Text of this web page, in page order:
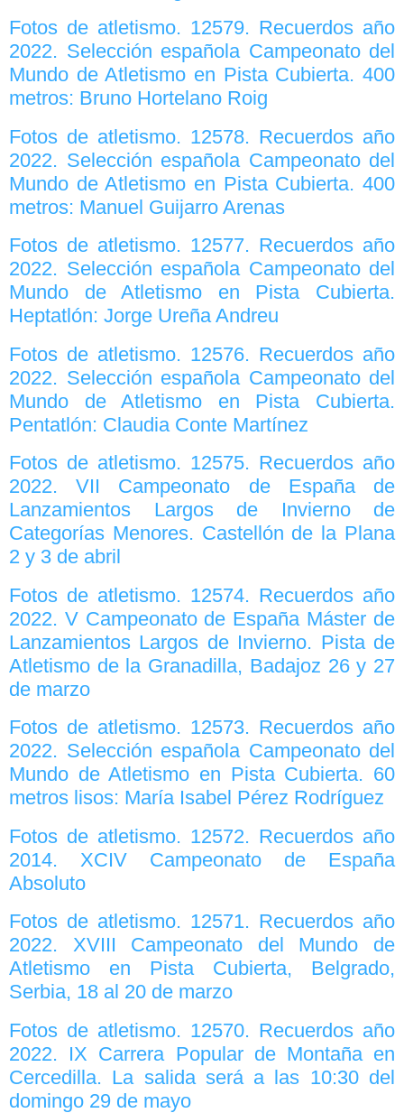
Fotos de atletismo. 12579. Recuerdos año
2022. Selección española Campeonato del
Mundo de Atletismo en Pista Cubierta. 400
metros: Bruno Hortelano Roig
Fotos de atletismo. 12578. Recuerdos año
2022. Selección española Campeonato del
Mundo de Atletismo en Pista Cubierta. 400
metros: Manuel Guijarro Arenas
Fotos de atletismo. 12577. Recuerdos año
2022. Selección española Campeonato del
Mundo de Atletismo en Pista Cubierta.
Heptatlón: Jorge Ureña Andreu
Fotos de atletismo. 12576. Recuerdos año
2022. Selección española Campeonato del
Mundo de Atletismo en Pista Cubierta.
Pentatlón: Claudia Conte Martínez
Fotos de atletismo. 12575. Recuerdos año
2022. VII Campeonato de España de
Lanzamientos Largos de Invierno de
Categorías Menores. Castellón de la Plana
2 y 3 de abril
Fotos de atletismo. 12574. Recuerdos año
2022. V Campeonato de España Máster de
Lanzamientos Largos de Invierno. Pista de
Atletismo de la Granadilla, Badajoz 26 y 27
de marzo
Fotos de atletismo. 12573. Recuerdos año
2022. Selección española Campeonato del
Mundo de Atletismo en Pista Cubierta. 60
metros lisos: María Isabel Pérez Rodríguez
Fotos de atletismo. 12572. Recuerdos año
2014. XCIV Campeonato de España
Absoluto
Fotos de atletismo. 12571. Recuerdos año
2022. XVIII Campeonato del Mundo de
Atletismo en Pista Cubierta, Belgrado,
Serbia, 18 al 20 de marzo
Fotos de atletismo. 12570. Recuerdos año
2022. IX Carrera Popular de Montaña en
Cercedilla. La salida será a las 10:30 del
domingo 29 de mayo